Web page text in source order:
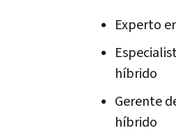
Experto
híbrido
Gerente
híbrido